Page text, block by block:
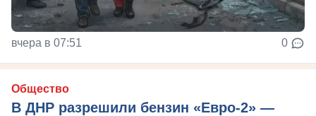
вчера в 07:51 0
Общество
В ДНР разрешили бензин «Евро-2» —